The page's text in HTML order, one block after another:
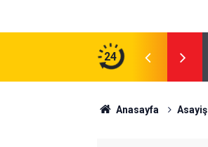
24
Anasayfa Asayiş